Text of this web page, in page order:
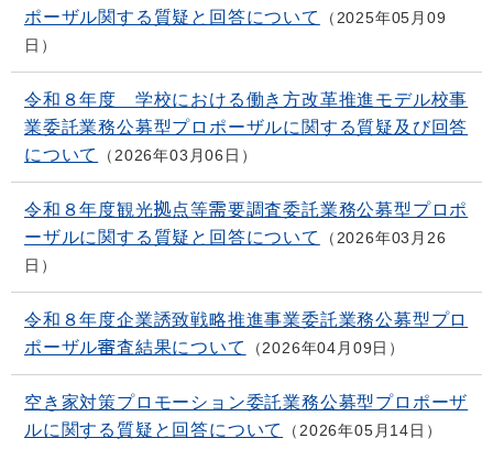
ポーザル関する質疑と回答について
2025年05月09
日
令和８年度 学校における働き方改革推進モデル校事
業委託業務公募型プロポーザルに関する質疑及び回答
について
2026年03月06日
令和８年度観光拠点等需要調査委託業務公募型プロポ
ーザルに関する質疑と回答について
2026年03月26
日
令和８年度企業誘致戦略推進事業委託業務公募型プロ
ポーザル審査結果について
2026年04月09日
空き家対策プロモーション委託業務公募型プロポーザ
ルに関する質疑と回答について
2026年05月14日